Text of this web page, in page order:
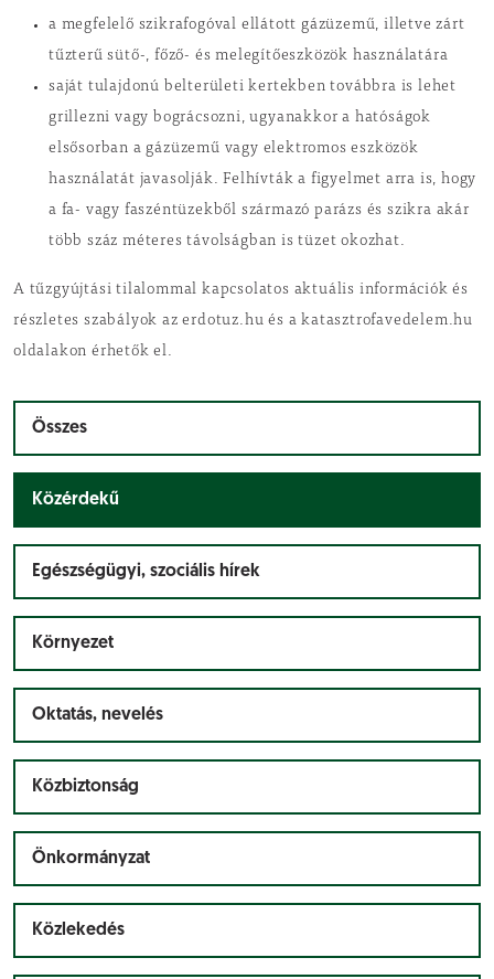
a megfelelő szikrafogóval ellátott gázüzemű, illetve zárt
tűzterű sütő-, főző- és melegítőeszközök használatára
saját tulajdonú belterületi kertekben továbbra is lehet
grillezni vagy bográcsozni, ugyanakkor a hatóságok
elsősorban a gázüzemű vagy elektromos eszközök
használatát javasolják. Felhívták a figyelmet arra is, hogy
a fa- vagy faszéntüzekből származó parázs és szikra akár
több száz méteres távolságban is tüzet okozhat.
A tűzgyújtási tilalommal kapcsolatos aktuális információk és
részletes szabályok az erdotuz.hu és a katasztrofavedelem.hu
oldalakon érhetők el.
Összes
Közérdekű
Egészségügyi, szociális hírek
Környezet
Oktatás, nevelés
Közbiztonság
Önkormányzat
Közlekedés